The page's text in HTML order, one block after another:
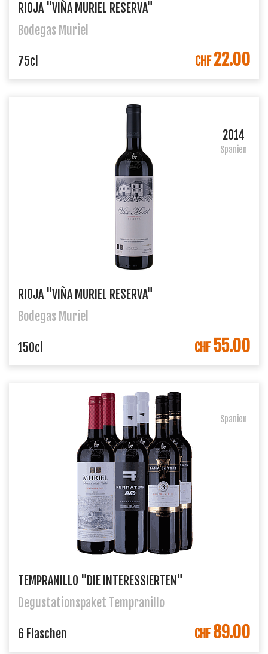
RIOJA "VIÑA MURIEL RESERVA"
Bodegas Muriel
IN DEN WARENKORB
75cl CHF22.00
2014
Spanien
RIOJA "VIÑA MURIEL RESERVA"
Bodegas Muriel
IN DEN WARENKORB
150cl CHF 55.00
Spanien
TEMPRANILLO "DIE INTERESSIERTEN"
Degustationspaket Tempranillo
IN DEN WARENKORB
6 Flaschen CHF89.00